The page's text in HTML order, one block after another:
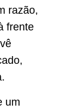
razão,
frente
um